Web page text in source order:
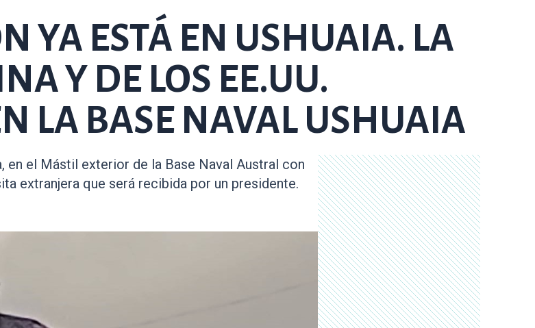
YA ESTÁ EN USHUAIA. LA
Y DE LOS EE.UU.
LA BASE NAVAL USHUAIA
en el Mástil exterior de la Base Naval Austral con
extranjera que será recibida por un presidente.